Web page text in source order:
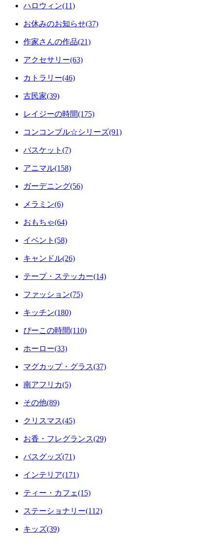
ハロウィン(11)
お休みのお知らせ(37)
作家さんの作品(21)
アクセサリー(63)
カトラリー(46)
古民家(39)
レイジーの時間(175)
コンコンブル☆シリーズ(91)
バスケット(7)
アニマル(158)
ガーデニング(56)
メラミン(6)
おもちゃ(64)
イベント(58)
キャンドル(26)
テープ・ステッカー(14)
ファッション(75)
キッチン(180)
ぴーこの時間(110)
ホーロー(33)
マグカップ・グラス(37)
南アフリカ(5)
その他(89)
クリスマス(45)
お香・フレグランス(29)
バスグッズ(71)
インテリア(171)
ティー・カフェ(15)
ステーショナリー(112)
キッズ(39)